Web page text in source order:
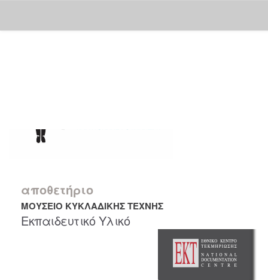
αποθετήριο
ΜΟΥΣΕΙΟ ΚΥΚΛΑΔΙΚΗΣ ΤΕΧΝΗΣ
Εκπαιδευτικό Υλικό